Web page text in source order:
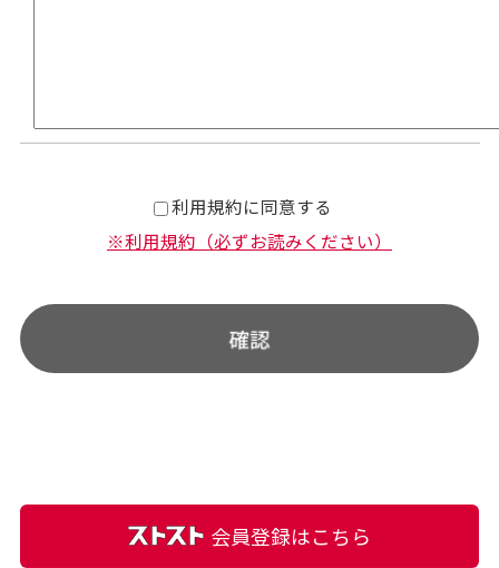
利用規約に同意する
※利用規約（必ずお読みください）
会員登録はこちら